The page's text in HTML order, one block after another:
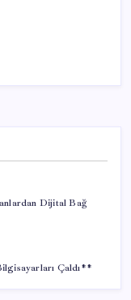
Dijital Bağ
Çaldı**